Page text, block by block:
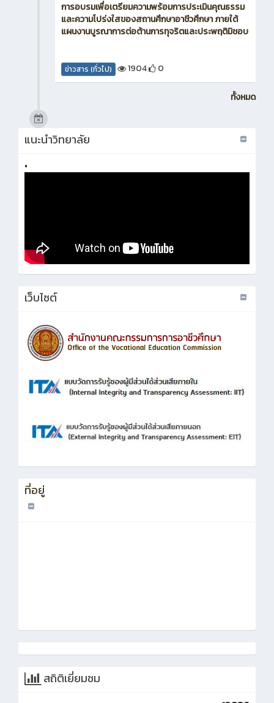
การอบรมเพื่อเตรียมความพร้อมการประเมินคุณธรรม
และความโปร่งใสของสถานศึกษาอาชีวศึกษา ภายใต้
แผนงานบูรณาการต่อต้านการทุจริตและประพฤติมิชอบ
ข่าวสาร (ทั่วไป) 1904 0
ทั้งหมด
แนะนำวิทยาลัย
•
เว็บไซต์
ที่อยู่
สถิติเยี่ยมชม